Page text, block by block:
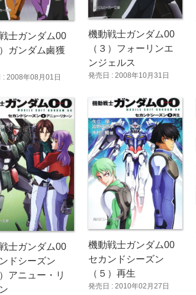
士ガンダム00
）ガンダム鹵獲
: 2008年08月01日
機動戦士ガンダム00
（３）フォーリンエ
ンジェルス
発売日 : 2008年10月31日
士ガンダム00
ドシーズン
）アニュー・リ
機動戦士ガンダム00
セカンドシーズン
（５）再生
発売日 : 2010年02月27日